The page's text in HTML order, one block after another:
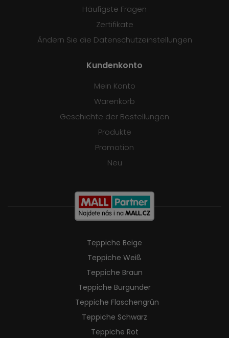
Häufigste Fragen
Zertifikate
Ändern Sie die Datenschutzeinstellungen
Kundenkonto
Mein Konto
Warenkorb
Geschichte der Bestellungen
Produkte
Promotion
Neu
Teppiche Beige
Teppiche Weiß
Teppiche Braun
Teppiche Burgunder
Teppiche Flaschengrün
Teppiche Schwarz
Teppiche Rot